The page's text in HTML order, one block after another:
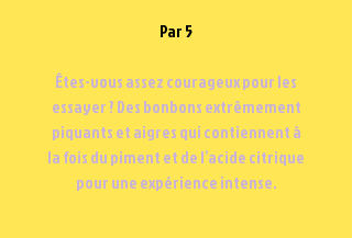
Par 5
Êtes-vous assez courageux pour les
essayer ? Des bonbons extrêmement
piquants et aigres qui contiennent à
la fois du piment et de l’acide citrique
pour une expérience intense.